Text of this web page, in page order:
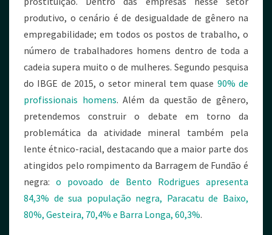
produtivo, o cenário é de desigualdade de gênero na
empregabilidade; em todos os postos de trabalho, o
número de trabalhadores homens dentro de toda a
cadeia supera muito o de mulheres. Segundo pesquisa
do IBGE de 2015, o setor mineral tem quase 90% de
profissionais homens. Além da questão de gênero,
pretendemos construir o debate em torno da
problemática da atividade mineral também pela
lente étnico-racial, destacando que a maior parte dos
atingidos pelo rompimento da Barragem de Fundão é
negra: o povoado de Bento Rodrigues apresenta
84,3% de sua população negra, Paracatu de Baixo,
80%, Gesteira, 70,4% e Barra Longa, 60,3%.